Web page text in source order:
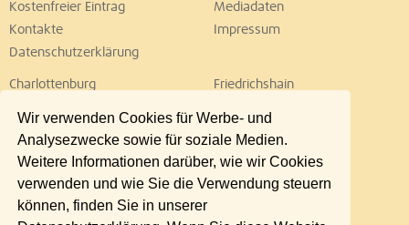
Wir verwenden Cookies für Werbe- und
Analysezwecke sowie für soziale Medien.
Weitere Informationen darüber, wie wir Cookies
verwenden und wie Sie die Verwendung steuern
können, finden Sie in unserer
Kostenfreier Eintrag
Mediadaten
Kontakte
Impressum
Datenschutzerklärung
Charlottenburg
Friedrichshain
Lichtenberg
Marzahn
Neukölln
Pankow
Reinickendorf
Schöneberg